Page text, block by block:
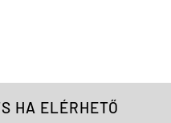
HA ELÉRHETŐ